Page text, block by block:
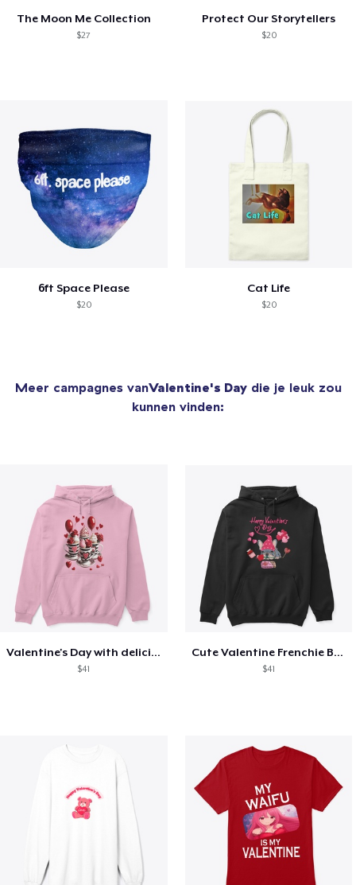
The Moon Me Collection
$27
Protect Our Storytellers
$20
6ft Space Please
$20
Cat Life
$20
Meer campagnes vanValentine's Daydie je leuk zou
kunnen vinden:
Valentine's Day with delicious food
$41
Cute Valentine Frenchie Bulldog
$41